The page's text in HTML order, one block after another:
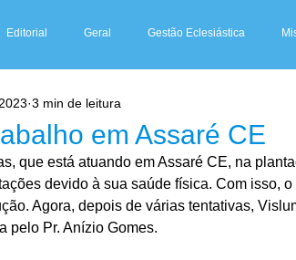
Editorial Geral Gestão Eclesiástica
Sermões & Esboços
em Assaré CE
3 min de leitura
que está atuando em Assaré CE, na
devido à sua saúde física. Com isso,
Agora, depois de várias tentativas,
pelo Pr. Anízio Gomes.